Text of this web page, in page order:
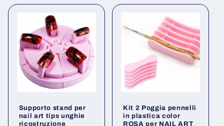
Supporto stand per
nail art tips unghie
ricostruzione
Kit 2 Poggia pennelli
in plastica color
ROSA per NAIL ART